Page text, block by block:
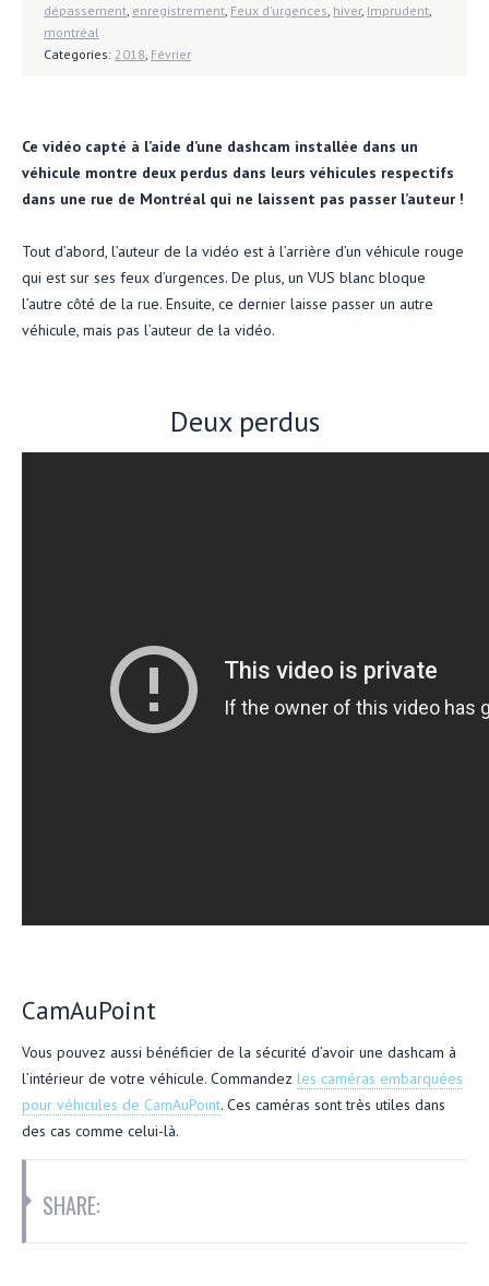
dépassement enregistrement Feux d'urgences hiver, Imprudent
montréal
Categories: 2018 Février
Ce vidéo capté à l’aide d’une dashcam installée dans un
véhicule montre deux perdus dans leurs véhicules respectifs
dans une rue de Montréal qui ne laissent pas passer l’auteur !
Tout d’abord, l’auteur de la vidéo est à l’arrière d’un véhicule rouge
qui est sur ses feux d’urgences. De plus, un VUS blanc bloque
l’autre côté de la rue. Ensuite, ce dernier laisse passer un autre
véhicule, mais pas l’auteur de la vidéo.
Deux perdus
CamAuPoint
Vous pouvez aussi bénéficier de la sécurité d’avoir une dashcam à
l’intérieur de votre véhicule. Commandez les caméras embarquées
pour véhicules de CamAuPoint. Ces caméras sont très utiles dans
des cas comme celui-là.
SHARE: